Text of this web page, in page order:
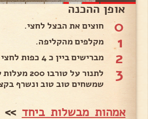
אופן ההכנה
0 חוצים את הבצל לחצי.
1 מקלפים מהקליפה.
2 מברישים ביין כ 4 כפות לחצי בצל..
3
לתנור על טורבו 200
שמשחים טוב טוב ונשרף
אמהות מבשלות ביחד >>